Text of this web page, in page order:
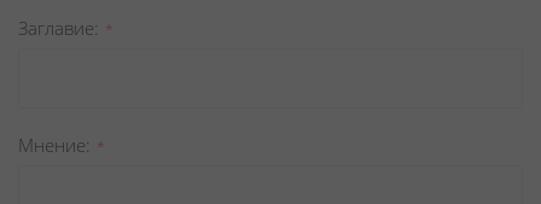
Заглавиe
Мнение